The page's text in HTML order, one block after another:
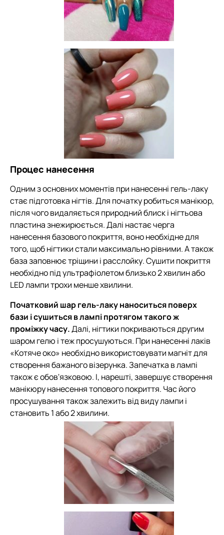
Процес нанесення
Одним з основних моментів при нанесенні гель-лаку
стає підготовка нігтів. Для початку робиться манікюр,
після чого видаляється природний блиск і нігтьова
пластина знежирюється. Далі настає черга
нанесення базового покриття, воно необхідне для
того, щоб нігтики стали максимально рівними. А також
база заповнює тріщини і расслойку. Сушити покриття
необхідно під ультрафіолетом близько 2 хвилин або
LED лампи трохи менше хвилини.
Початковий шар гель-лаку наноситься поверх
бази і сушиться в лампі протягом такого ж
проміжку часу.Далі, нігтики покриваються другим
шаром гелю і теж просушуються. При нанесенні лаків
«Котяче око» необхідно використовувати магніт для
створення бажаного візерунка. Запечатка в лампі
також є обов'язковою. І, нарешті, завершує створення
манікюру нанесення топового покриття. Час його
просушування також залежить від виду лампи і
становить 1 або 2 хвилини.